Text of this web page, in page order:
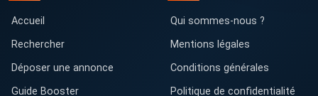
Accueil
Rechercher
Déposer une annonce
Guide Booster
Qui sommes-nous ?
Mentions légales
Conditions générales
Politique de confidentialité